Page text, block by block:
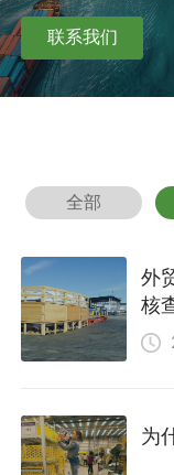
联系我们
全部
外
核
为